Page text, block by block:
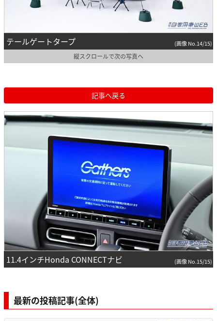
テールゲートタープ (画像 No.14/15)
縦スクロールで次の写真へ
記事へ戻る
11.4インチHonda CONNECTナビ (画像 No.15/15)
最新の投稿記事(全体)